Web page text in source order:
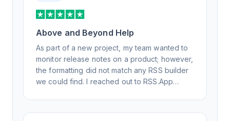
Above and Beyond Help
As part of a new project, my team wanted to
monitor release notes on a product; however,
the formatting did not match any RSS builder
we could find. I reached out to RSS.App
day, but I spoke to someone who was